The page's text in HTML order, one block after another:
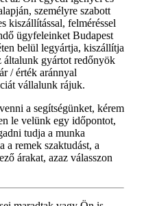
személyre szabott
kiszállítással, felméréssel
ügyfeleinket Budapest
belül legyártja, kiszállítja
általunk gyártot redőnyök
/ érték aránnyal
vállalunk rájuk.
a segítségünket, kérem
le velünk egy időpontot,
tudja a munka
a remek szaktudást, a
árakat, azaz válasszon